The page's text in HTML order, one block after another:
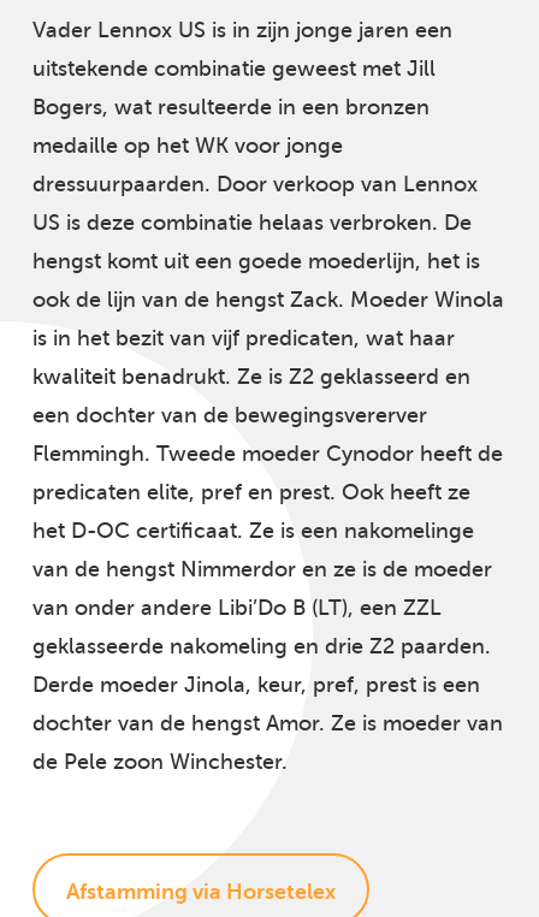
Afstamming via Horsetelex
Vader Lennox US is in zijn jonge jaren een
uitstekende combinatie geweest met Jill
Bogers, wat resulteerde in een bronzen
medaille op het WK voor jonge
dressuurpaarden. Door verkoop van Lennox
US is deze combinatie helaas verbroken. De
hengst komt uit een goede moederlijn, het is
ook de lijn van de hengst Zack. Moeder Winola
is in het bezit van vijf predicaten, wat haar
kwaliteit benadrukt. Ze is Z2 geklasseerd en
een dochter van de bewegingsvererver
Flemmingh. Tweede moeder Cynodor heeft de
predicaten elite, pref en prest. Ook heeft ze
het D-OC certificaat. Ze is een nakomelinge
van de hengst Nimmerdor en ze is de moeder
van onder andere Libi’Do B (LT), een ZZL
geklasseerde nakomeling en drie Z2 paarden.
Derde moeder Jinola, keur, pref, prest is een
dochter van de hengst Amor. Ze is moeder van
de Pele zoon Winchester.